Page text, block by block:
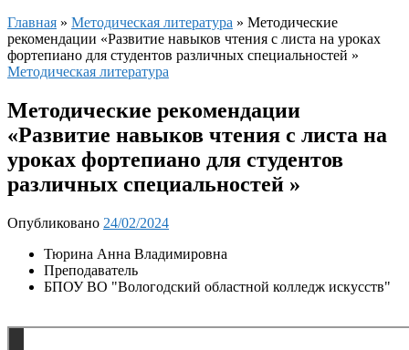
Главная » Методическая литература » Методические
рекомендации «Развитие навыков чтения с листа на уроках
фортепиано для студентов различных специальностей »
Методическая литература
Методические рекомендации
«Развитие навыков чтения с листа на
уроках фортепиано для студентов
различных специальностей »
Опубликовано 24/02/2024
Тюрина Анна Владимировна
Преподаватель
БПОУ ВО "Вологодский областной колледж искусств"